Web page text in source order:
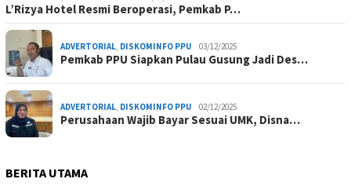
L’Rizya Hotel Resmi Beroperasi, Pemkab P…
ADVERTORIAL, DISKOMINFO PPU 03/12/2025
Pemkab PPU Siapkan Pulau Gusung Jadi Des…
ADVERTORIAL, DISKOMINFO PPU 02/12/2025
Perusahaan Wajib Bayar Sesuai UMK, Disna…
BERITA UTAMA